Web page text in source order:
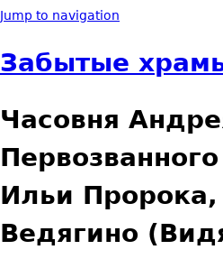
Jump to navigation
Забытые
Часовня
Ильи Пророка,
Ведягино